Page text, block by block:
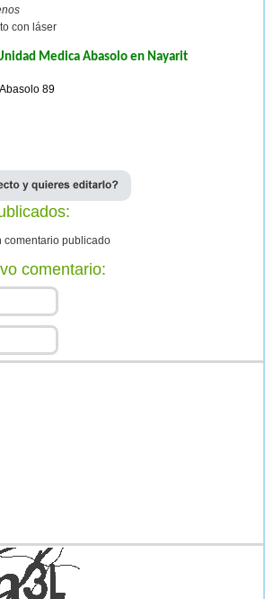
con láser
Medica Abasolo en Nayarit
89
comentario publicado
comentario: